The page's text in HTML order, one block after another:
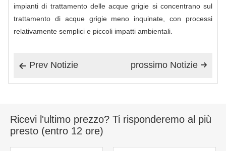
impianti di trattamento delle acque grigie si concentrano sul
trattamento di acque grigie meno inquinate, con processi
relativamente semplici e piccoli impatti ambientali.
 Prev Notizie 
prossimo Notizie
Ricevi l'ultimo prezzo? Ti risponderemo al più
presto (entro 12 ore)